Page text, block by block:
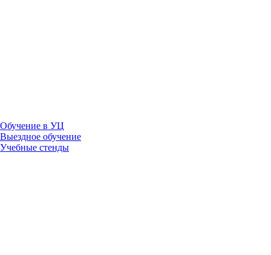
Обучение в УЦ
Выездное обучение
Учебные стенды